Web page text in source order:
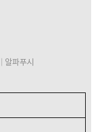
알파푸시